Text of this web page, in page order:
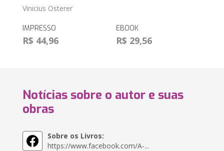
Vinicius Osterer
IMPRESSO
R$ 44,96
EBOOK
R$ 29,56
Notícias sobre o autor e suas
obras
Sobre os Livros:
https://www.facebook.com/A-...